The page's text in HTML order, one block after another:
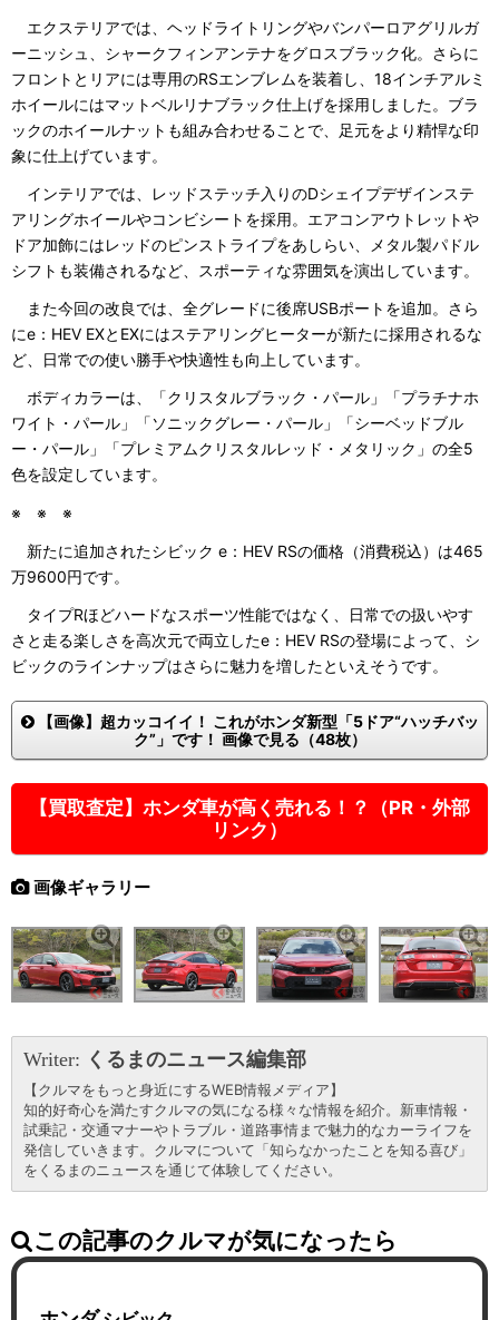
エクステリアでは、ヘッドライトリングやバンパーロアグリルガ
ーニッシュ、シャークフィンアンテナをグロスブラック化。さらに
フロントとリアには専用のRSエンブレムを装着し、18インチアルミ
ホイールにはマットベルリナブラック仕上げを採用しました。ブラ
ックのホイールナットも組み合わせることで、足元をより精悍な印
象に仕上げています。
インテリアでは、レッドステッチ入りのDシェイプデザインステ
アリングホイールやコンビシートを採用。エアコンアウトレットや
ドア加飾にはレッドのピンストライプをあしらい、メタル製パドル
シフトも装備されるなど、スポーティな雰囲気を演出しています。
また今回の改良では、全グレードに後席USBポートを追加。さら
にe：HEV EXとEXにはステアリングヒーターが新たに採用されるな
ど、日常での使い勝手や快適性も向上しています。
ボディカラーは、「クリスタルブラック・パール」「プラチナホ
ワイト・パール」「ソニックグレー・パール」「シーベッドブル
ー・パール」「プレミアムクリスタルレッド・メタリック」の全5
色を設定しています。
※ ※ ※
新たに追加されたシビック e：HEV RSの価格（消費税込）は465
万9600円です。
タイプRほどハードなスポーツ性能ではなく、日常での扱いやす
さと走る楽しさを高次元で両立したe：HEV RSの登場によって、シ
ビックのラインナップはさらに魅力を増したといえそうです。
【画像】超カッコイイ！ これがホンダ新型「5ドア“ハッチバッ
ク”」です！ 画像で見る（48枚）
【買取査定】ホンダ車が高く売れる！？（PR・外部
リンク）
画像ギャラリー
Writer: くるまのニュース編集部
【クルマをもっと身近にするWEB情報メディア】
知的好奇心を満たすクルマの気になる様々な情報を紹介。新車情報・
試乗記・交通マナーやトラブル・道路事情まで魅力的なカーライフを
発信していきます。クルマについて「知らなかったことを知る喜び」
をくるまのニュースを通じて体験してください。
この記事のクルマが気になったら